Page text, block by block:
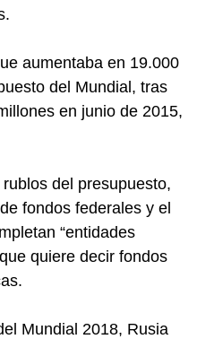
aumentaba en 19.000
del Mundial, tras
en junio de 2015,
del presupuesto,
fondos federales y el
“entidades
quiere decir fondos
Mundial 2018, Rusia